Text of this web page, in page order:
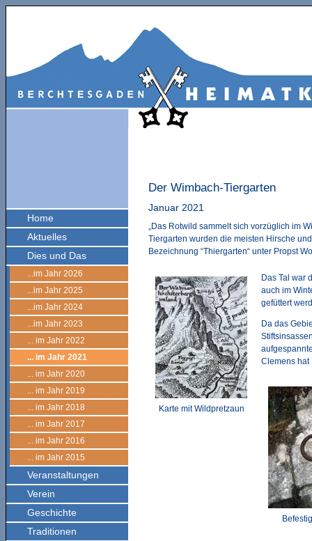
Home
Aktuelles
Dies und Das
...im Jahr 2026
...im Jahr 2025
...im Jahr 2024
...im Jahr 2023
... im Jahr 2022
... im Jahr 2021
... im Jahr 2020
... im Jahr 2019
... im Jahr 2018
... im Jahr 2017
... im Jahr 2016
... im Jahr 2015
Veranstaltungen
Verein
Geschichte
Traditionen
Der Wimbach-Tiergarten
Januar 2021
„Das Rotwild sammelt sich vorzüglich im
Tiergarten wurden die meisten Hirsche
Bezeichnung “Thiergarten“ unter Propst
Karte mit Wildpretzaun
Das Tal war
auch im
gefüttert
Da das
Clemens hat